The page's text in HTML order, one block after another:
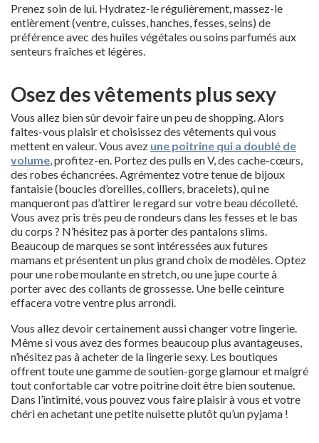
Prenez soin de lui. Hydratez-le régulièrement, massez-le
entièrement (ventre, cuisses, hanches, fesses, seins) de
préférence avec des huiles végétales ou soins parfumés aux
senteurs fraîches et légères.
Osez des vêtements plus sexy
Vous allez bien sûr devoir faire un peu de shopping. Alors
faites-vous plaisir et choisissez des vêtements qui vous
mettent en valeur. Vous avez une poitrine qui a doublé de
volume , profitez-en. Portez des pulls en V, des cache-cœurs,
des robes échancrées. Agrémentez votre tenue de bijoux
fantaisie (boucles d’oreilles, colliers, bracelets), qui ne
manqueront pas d’attirer le regard sur votre beau décolleté.
Vous avez pris très peu de rondeurs dans les fesses et le bas
du corps ? N’hésitez pas à porter des pantalons slims.
Beaucoup de marques se sont intéressées aux futures
mamans et présentent un plus grand choix de modèles. Optez
pour une robe moulante en stretch, ou une jupe courte à
porter avec des collants de grossesse. Une belle ceinture
effacera votre ventre plus arrondi.
Vous allez devoir certainement aussi changer votre lingerie.
Même si vous avez des formes beaucoup plus avantageuses,
n’hésitez pas à acheter de la lingerie sexy. Les boutiques
offrent toute une gamme de soutien-gorge glamour et malgré
tout confortable car votre poitrine doit être bien soutenue.
Dans l’intimité, vous pouvez vous faire plaisir à vous et votre
chéri en achetant une petite nuisette plutôt qu’un pyjama !